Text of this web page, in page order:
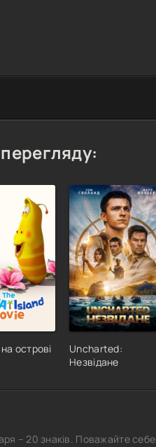
острові
Uncharted:
Незвідане
– 20 знаків. Поважайте